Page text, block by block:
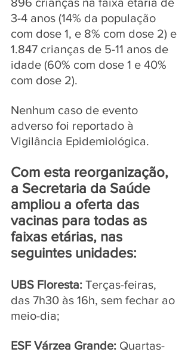
3-4 anos (14% da população
com dose 1, e 8% com dose 2) e
1.847 crianças de 5-11 anos de
idade (60% com dose 1 e 40%
com dose 2).
Nenhum caso de evento
adverso foi reportado à
Vigilância Epidemiológica.
Com esta reorganização,
a Secretaria da Saúde
ampliou a oferta das
vacinas para todas as
faixas etárias, nas
seguintes unidades:
UBS Floresta: Terças-feiras,
das 7h30 às 16h, sem fechar ao
meio-dia;
ESF Várzea Grande: Quartas-